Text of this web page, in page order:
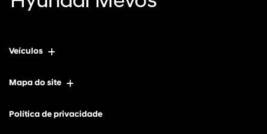
Veículos
Mapa do site
Política de privacidade